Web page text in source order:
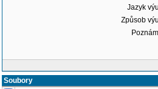
Jazyk
Způsob
Soubory